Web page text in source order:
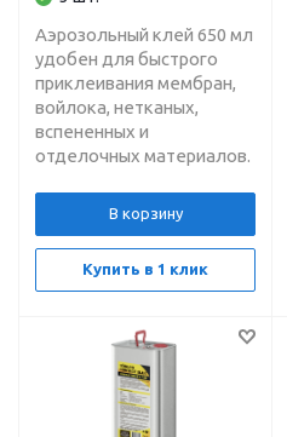
Аэрозольный клей 650 мл
удобен для быстрого
приклеивания мембран,
войлока, нетканых,
вспененных и
отделочных материалов.
В корзину
Купить в 1 клик